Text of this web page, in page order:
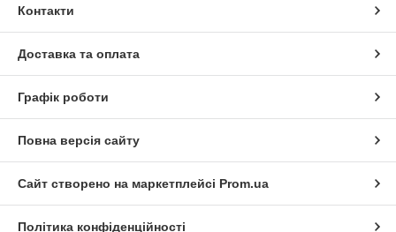
Контакти
Доставка та оплата
Графік роботи
Повна версія сайту
Сайт створено на маркетплейсі Prom.ua
Політика конфіденційності